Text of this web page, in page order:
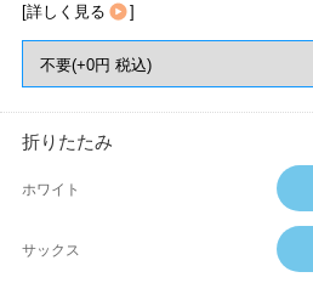
[詳しく見る ]
折りたたみ
ホワイト
サックス